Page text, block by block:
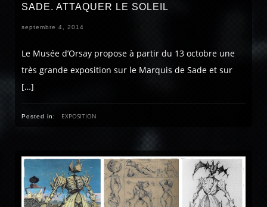
SADE. ATTAQUER LE SOLEIL
septembre 4, 2014
Le Musée d’Orsay propose à partir du 13 octobre une
très grande exposition sur le Marquis de Sade et sur
[…]
Posted in: EXPOSITION